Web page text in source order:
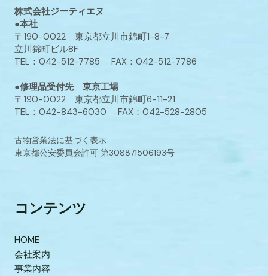
株式会社ジーティエヌ
●本社
〒190-0022 東京都立川市錦町1-8-7
立川錦町ビル8F
TEL：042-512-7785 FAX：042-512-7786
●修理品受付先 東京工場
〒190-0022 東京都立川市錦町6-11-21
TEL：042-843-6030 FAX：042-528-2805
古物営業法に基づく表示
東京都公安委員会許可 第308871506193号
コンテンツ
HOME
会社案内
事業内容